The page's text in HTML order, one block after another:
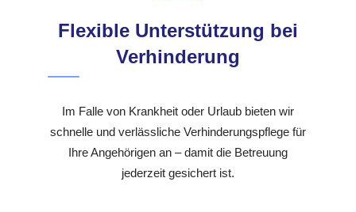
Flexible Unterstützung bei
Verhinderung
Im Falle von Krankheit oder Urlaub bieten wir
schnelle und verlässliche Verhinderungspflege für
Ihre Angehörigen an – damit die Betreuung
jederzeit gesichert ist.